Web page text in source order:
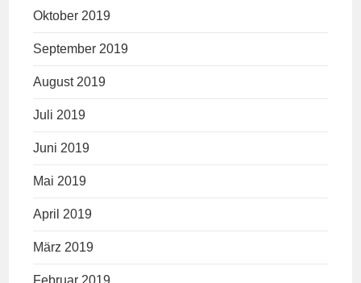
Oktober 2019
September 2019
August 2019
Juli 2019
Juni 2019
Mai 2019
April 2019
März 2019